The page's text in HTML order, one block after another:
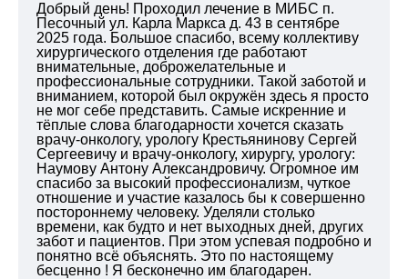
Добрый день! Проходил лечение в МИБС п.
Песочный ул. Карла Маркса д. 43 в сентябре
2025 года. Большое спасибо, всему коллективу
хирургического отделения где работают
внимательные, доброжелательные и
профессиональные сотрудники. Такой заботой и
вниманием, которой был окружён здесь я просто
не мог себе представить. Самые искренние и
тёплые слова благодарности хочется сказать
врачу-онкологу, урологу Крестьянинову Сергей
Сергеевичу и врачу-онкологу, хирургу, урологу:
Наумову Антону Александровичу. Огромное им
спасибо за высокий профессионализм, чуткое
отношение и участие казалось бы к совершенно
постороннему человеку. Уделяли столько
времени, как будто и нет выходных дней, других
забот и пациентов. При этом успевая подробно и
понятно всё объяснять. Это по настоящему
бесценно ! Я бесконечно им благодарен.